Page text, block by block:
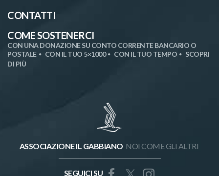
CONTATTI
COME SOSTENERCI
CON UNA DONAZIONE SU CONTO CORRENTE BANCARIO O
POSTALE
CON IL TUO 5×1000 CON IL TUO TEMPO
SCOPRI
DI PIÙ
ASSOCIAZIONE IL GABBIANO NOI COME GLI ALTRI
SEGUICI SU